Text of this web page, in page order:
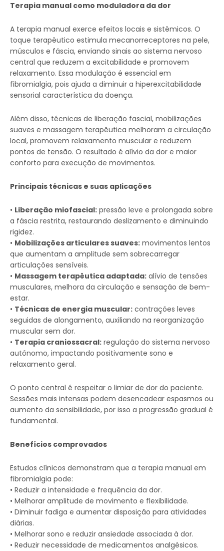
Terapia manual como moduladora da dor
A terapia manual exerce efeitos locais e sistêmicos. O
toque terapêutico estimula mecanorreceptores na pele,
músculos e fáscia, enviando sinais ao sistema nervoso
central que reduzem a excitabilidade e promovem
relaxamento. Essa modulação é essencial em
fibromialgia, pois ajuda a diminuir a hiperexcitabilidade
sensorial característica da doença.
Além disso, técnicas de liberação fascial, mobilizações
suaves e massagem terapêutica melhoram a circulação
local, promovem relaxamento muscular e reduzem
pontos de tensão. O resultado é alívio da dor e maior
conforto para execução de movimentos.
Principais técnicas e suas aplicações
• Liberação miofascial: pressão leve e prolongada sobre
a fáscia restrita, restaurando deslizamento e diminuindo
rigidez.
• Mobilizações articulares suaves: movimentos lentos
que aumentam a amplitude sem sobrecarregar
articulações sensíveis.
• Massagem terapêutica adaptada: alívio de tensões
musculares, melhora da circulação e sensação de bem-
estar.
• Técnicas de energia muscular: contrações leves
seguidas de alongamento, auxiliando na reorganização
muscular sem dor.
• Terapia craniossacral: regulação do sistema nervoso
autônomo, impactando positivamente sono e
relaxamento geral.
O ponto central é respeitar o limiar de dor do paciente.
Sessões mais intensas podem desencadear espasmos ou
aumento da sensibilidade, por isso a progressão gradual é
fundamental.
Benefícios comprovados
Estudos clínicos demonstram que a terapia manual em
fibromialgia pode:
• Reduzir a intensidade e frequência da dor.
• Melhorar amplitude de movimento e flexibilidade.
• Diminuir fadiga e aumentar disposição para atividades
diárias.
• Melhorar sono e reduzir ansiedade associada à dor.
• Reduzir necessidade de medicamentos analgésicos.